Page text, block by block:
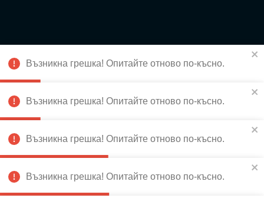
Блог
Събития
За нас
Истории
Абонирай се за новини
Възникна грешка! Опитайте отново по-късно.
Възникна грешка! Опитайте отново по-късно.
Възникна грешка! Опитайте отново по-късно.
Възникна грешка! Опитайте отново по-късно.